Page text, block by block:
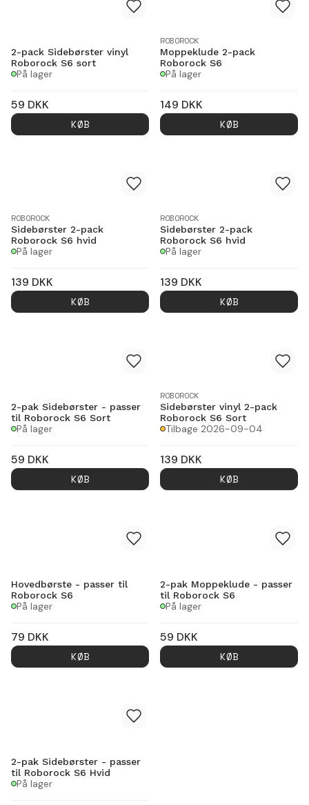
2-pack Sidebørster vinyl
Roborock S6 sort
På lager
59 DKK
KØB
ROBOROCK
Moppeklude 2-pack
Roborock S6
På lager
149 DKK
KØB
ROBOROCK
Sidebørster 2-pack
Roborock S6 hvid
På lager
139 DKK
KØB
ROBOROCK
Sidebørster 2-pack
Roborock S6 hvid
På lager
139 DKK
KØB
2-pak Sidebørster - passer
til Roborock S6 Sort
På lager
59 DKK
KØB
ROBOROCK
Sidebørster vinyl 2-pack
Roborock S6 Sort
Tilbage 2026-09-04
139 DKK
KØB
Hovedbørste - passer til
Roborock S6
På lager
79 DKK
KØB
2-pak Moppeklude - passer
til Roborock S6
På lager
59 DKK
KØB
2-pak Sidebørster - passer
til Roborock S6 Hvid
På lager